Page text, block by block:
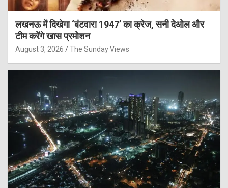
लखनऊ में दिखेगा ‘बंटवारा 1947’ का क्रेज, सनी देओल और
टीम करेंगे खास प्रमोशन
August 3, 2026 The Sunday Views